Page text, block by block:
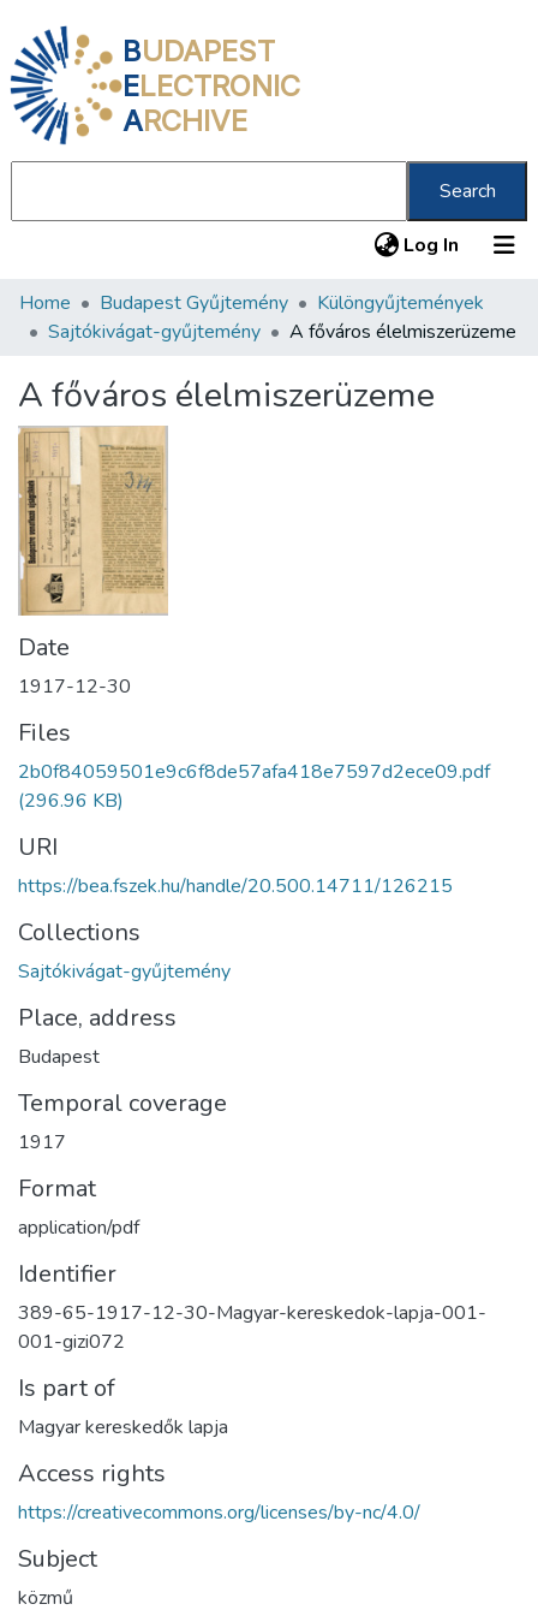
BUDAPEST
ELECTRONIC
ARCHIVE
Search
Log In (current)
Communities & Collections
Statistics
About us
Home Budapest Gyűjtemény
Különgyűjtemények
Sajtókivágat-gyűjtemény
A főváros élelmiszerüzeme
A főváros élelmiszerüzeme
Date
1917-12-30
Files
2b0f84059501e9c6f8de57afa418e7597d2ece09.pdf
(296.96 KB)
URI
https://bea.fszek.hu/handle/20.500.14711/126215
Collections
Sajtókivágat-gyűjtemény
Place, address
Budapest
Temporal coverage
1917
Format
application/pdf
Identifier
389-65-1917-12-30-Magyar-kereskedok-lapja-001-
001-gizi072
Is part of
Magyar kereskedők lapja
Access rights
https://creativecommons.org/licenses/by-nc/4.0/
Subject
közmű